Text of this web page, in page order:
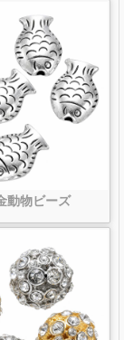
動物ビーズ